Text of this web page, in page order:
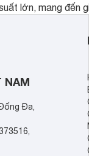
lớn, mang đến
NAM
Đa,